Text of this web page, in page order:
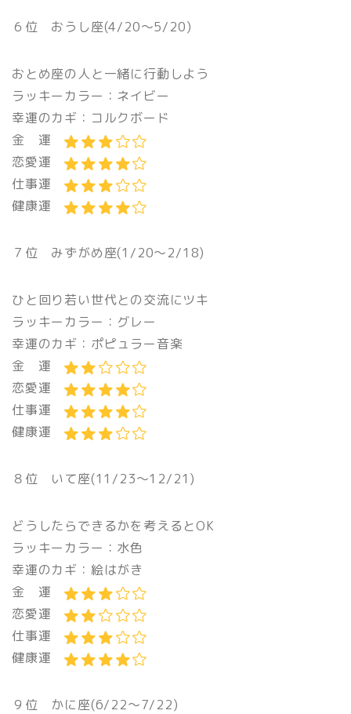
６位 おうし座(4/20〜5/20)
おとめ座の人と一緒に行動しよう
ラッキーカラー：ネイビー
幸運のカギ：コルクボード
金 運
恋愛運
仕事運
健康運
７位 みずがめ座(1/20〜2/18)
ひと回り若い世代との交流にツキ
ラッキーカラー：グレー
幸運のカギ：ポピュラー音楽
金 運
恋愛運
仕事運
健康運
８位 いて座(11/23〜12/21)
どうしたらできるかを考えるとOK
ラッキーカラー：水色
幸運のカギ：絵はがき
金 運
恋愛運
仕事運
健康運
９位 かに座(6/22〜7/22)